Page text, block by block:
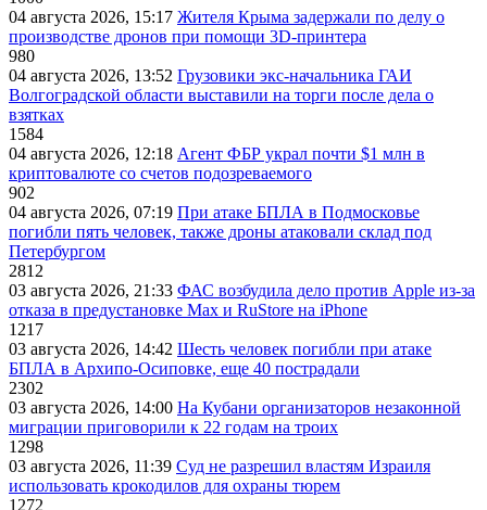
04 августа 2026, 15:17 Жителя Крыма задержали по делу о
производстве дронов при помощи 3D‑принтера
980
04 августа 2026, 13:52 Грузовики экс-начальника ГАИ
Волгоградской области выставили на торги после дела о
взятках
1584
04 августа 2026, 12:18 Агент ФБР украл почти $1 млн в
криптовалюте со счетов подозреваемого
902
04 августа 2026, 07:19 При атаке БПЛА в Подмосковье
погибли пять человек, также дроны атаковали склад под
Петербургом
2812
03 августа 2026, 21:33 ФАС возбудила дело против Apple из-за
отказа в предустановке Max и RuStore на iPhone
1217
03 августа 2026, 14:42 Шесть человек погибли при атаке
БПЛА в Архипо-Осиповке, еще 40 пострадали
2302
03 августа 2026, 14:00 На Кубани организаторов незаконной
миграции приговорили к 22 годам на троих
1298
03 августа 2026, 11:39 Суд не разрешил властям Израиля
использовать крокодилов для охраны тюрем
1272